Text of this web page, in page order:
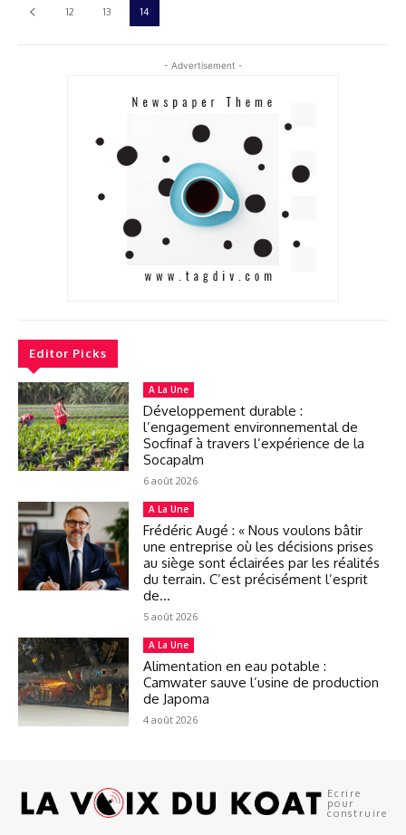
12 13 14
- Advertisement -
Editor Picks
A La Une
Développement durable :
l’engagement environnemental de
Socfinaf à travers l’expérience de la
Socapalm
6 août 2026
A La Une
Frédéric Augé : « Nous voulons bâtir
une entreprise où les décisions prises
au siège sont éclairées par les réalités
du terrain. C’est précisément l’esprit
de...
5 août 2026
A La Une
Alimentation en eau potable :
Camwater sauve l’usine de production
de Japoma
4 août 2026
Ecrire
pour
construire